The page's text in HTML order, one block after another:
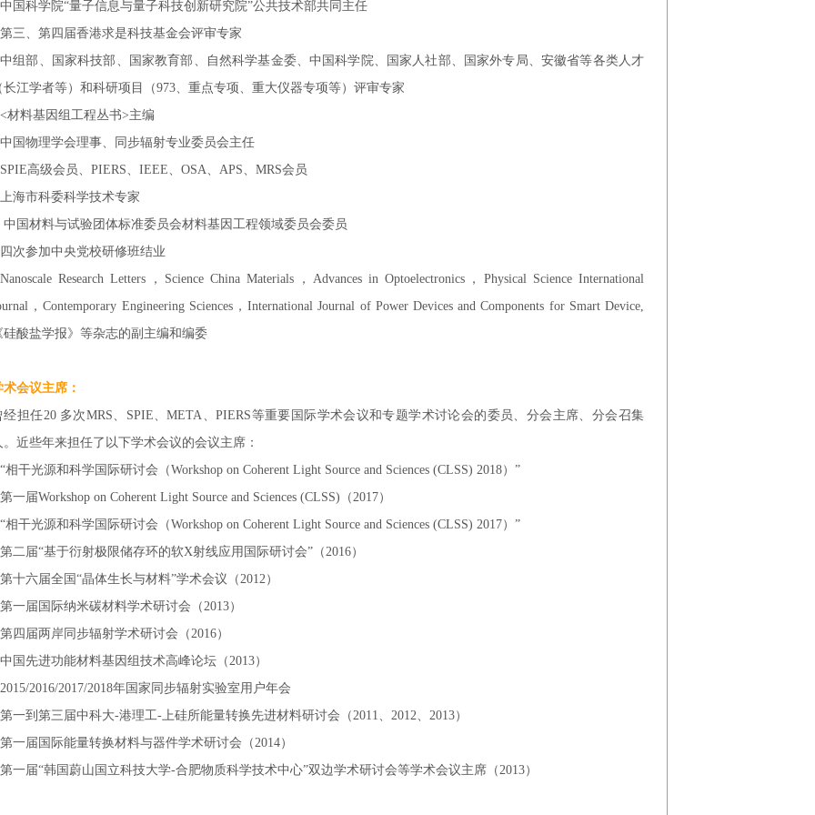
国科学院“量子信息与量子科技创新研究院”公共技术部共同主任
三、第四届香港求是科技基金会评审专家
组部、国家科技部、国家教育部、自然科学基金委、中国科学院、国家人社部、国家外专局、安徽省等各类人才
长江学者等）和科研项目（973、重点专项、重大仪器专项等）评审专家
材料基因组工程丛书>主编
国物理学会理事、同步辐射专业委员会主任
高级会员、 PIERS、IEEE、OSA、APS、MRS会员
海市科委科学技术专家
中国材料与试验团体标准委员会材料基因工程领域委员会委员
次参加中央党校研修班结业
Research Letters，Science China Materials，Advances in Optoelectronics，Physical Science International
，Contemporary Engineering Sciences，International Journal of Power Devices and Components for Smart Device,
硅酸盐学报》等杂志的副主编和编委
术会议主席：
经担任20 多次MRS、SPIE、META、PIERS等重要国际学术会议和专题学术讨论会的委员、分会主席、分会召集
。近些年来担任了以下学术会议的会议主席：
相干光源和科学国际研讨会（Workshop on Coherent Light Source and Sciences (CLSS) 2018）”
一届Workshop on Coherent Light Source and Sciences (CLSS)（2017）
相干光源和科学国际研讨会（Workshop on Coherent Light Source and Sciences (CLSS) 2017）”
二届“基于衍射极限储存环的软X射线应用国际研讨会”（2016）
十六届全国“晶体生长与材料”学术会议（2012）
一届国际纳米碳材料学术研讨会（2013）
四届两岸同步辐射学术研讨会（2016）
国先进功能材料基因组技术高峰论坛（2013）
2016/2017/2018年国家同步辐射实验室用户年会
一到第三届中科大-港理工-上硅所能量转换先进材料研讨会（2011、2012、2013）
一届国际能量转换材料与器件学术研讨会（2014）
一届“韩国蔚山国立科技大学-合肥物质科学技术中心”双边学术研讨会等学术会议主席（2013）